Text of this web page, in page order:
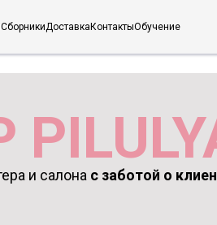
СборникиДоставка КонтактыОбучение
и салона с заботой о